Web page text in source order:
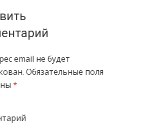
email не будет
Обязательные поля
*